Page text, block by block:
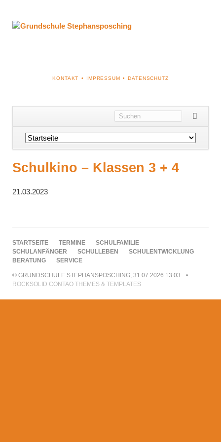
NAVIGATION
KONTAKT IMPRESSUM DATENSCHUTZ
Navigation
überspringen
Schulkino – Klassen 3 + 4
21.03.2023
NAVIGATION
ÜBERSPRINGEN
STARTSEITE TERMINE
SCHULFAMILIE
SCHULANFÄNGER
SCHULLEBEN
SCHULENTWICKLUNG
BERATUNG
SERVICE
© GRUNDSCHULE STEPHANSPOSCHING, 31.07.2026 13:03
ROCKSOLID CONTAO THEMES & TEMPLATES